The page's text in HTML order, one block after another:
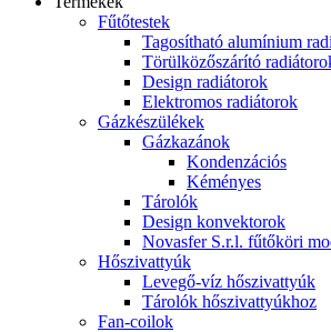
Fűtőtestek
Tagosítható alumínium
Törülközőszárító
Design radiátorok
Elektromos radiátorok
Gázkészülékek
Gázkazánok
Kondenzációs
Kéményes
Tárolók
Design konvektorok
Novasfer S.r.l. fűtőköri
Hőszivattyúk
Levegő-víz hőszivattyúk
Tárolók hőszivattyúkhoz
Fan-coilok